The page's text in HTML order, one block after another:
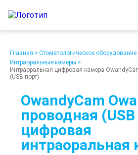
Ежедневно с 9:00 до 19:00
О компании
Доставка
Кредит/Лизинг
Проект клиники
Наши
Главная > Стоматологическое оборудование
Интраоральные камеры >
Интраоральная цифровая камера
(USB порт)
OwandyCam
проводная
цифровая
интраоральная